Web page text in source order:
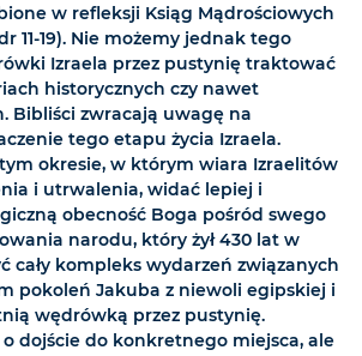
w refleksji Ksiąg Mądrościowych
11-19). Nie możemy jednak tego
Izraela przez pustynię traktować
historycznych czy nawet
Bibliści zwracają uwagę na
tego etapu życia Izraela.
okresie, w którym wiara Izraelitów
i utrwalenia, widać lepiej i
obecność Boga pośród swego
narodu, który żył 430 lat w
cały kompleks wydarzeń związanych
pokoleń Jakuba z niewoli egipskiej i
wędrówką przez pustynię.
o dojście do konkretnego miejsca, ale